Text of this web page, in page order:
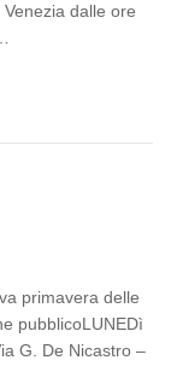
dalle ore
primavera delle
pubblicoLUNEDì
G. De Nicastro –